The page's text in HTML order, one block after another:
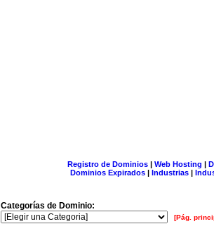
Registro de Dominios| Web Hosting |
Dominios Expirados | Industrias |
Categorías de Dominio:
[Pág.